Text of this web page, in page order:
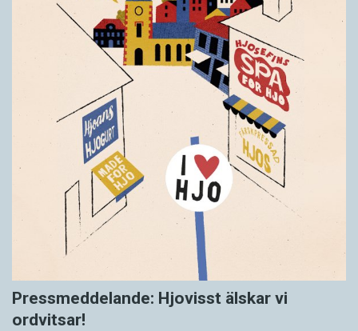
Pressmeddelande: Hjovisst älskar vi
ordvitsar!